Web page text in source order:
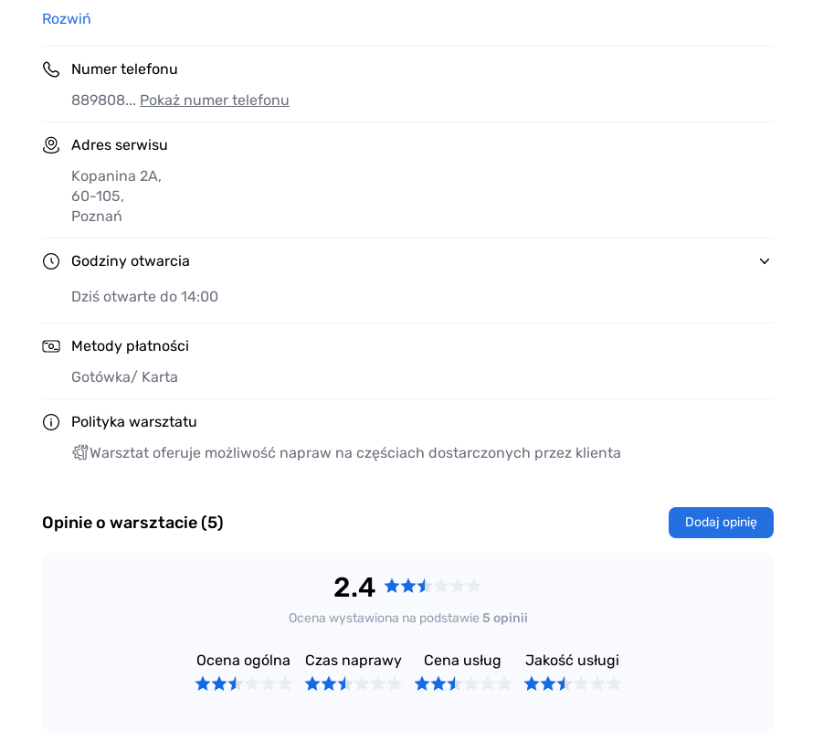
Rozwiń
Numer telefonu
889808... Pokaż numer telefonu
Adres serwisu
Kopanina 2A,
60-105,
Poznań
Godziny otwarcia
Dziś otwarte do 14:00
Metody płatności
Gotówka/ Karta
Polityka warsztatu
Warsztat oferuje możliwość napraw na częściach dostarczonych przez klienta
Opinie o warsztacie (5) Dodaj opinię
2.4
Ocena wystawiona na podstawie 5 opinii
Ocena ogólna Czas naprawy Cena usług Jakość usługi